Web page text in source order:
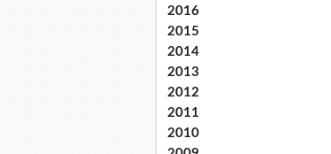
2016
2015
2014
2013
2012
2011
2010